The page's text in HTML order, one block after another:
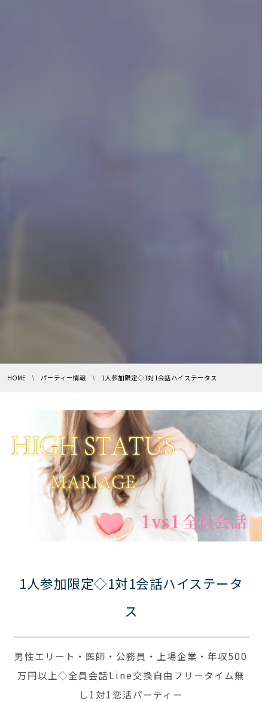
HOME パーティー情報 1人参加限定◇1対1会話ハイステータス
1人参加限定◇1対1会話ハイステータ
ス
男性エリート・医師・公務員・上場企業・年収500
万円以上◇全員会話Line交換自由フリータイム無
し1対1恋活パーティー